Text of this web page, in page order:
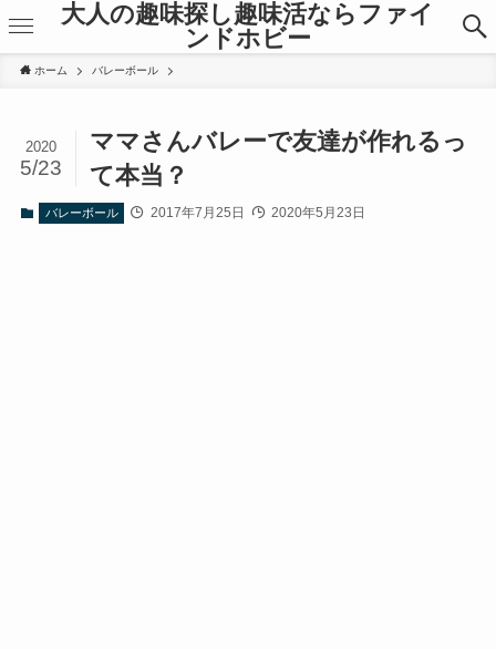
大人の趣味探し趣味活ならファイ
ンドホビー
ホーム バレーボール
ママさんバレーで友達が作れるっ
て本当？
2020
5/23
バレーボール 2017年7月25日 2020年5月23日